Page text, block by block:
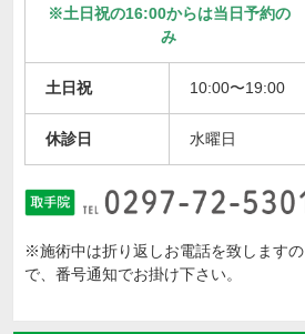
※土日祝の16:00からは当日予約の
み
土日祝 10:00〜19:00
休診日 水曜日
※施術中は折り返しお電話を致しますの
で、番号通知でお掛け下さい。